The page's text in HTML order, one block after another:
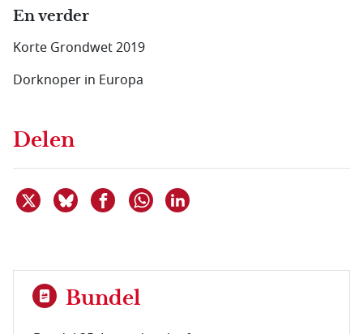
En verder
Korte Grondwet 2019
Dorknoper in Europa
Delen
Deel dit item op X
Deel dit item op Bluesky
Deel dit item op Facebook
Delen via WhatsApp
Bundel